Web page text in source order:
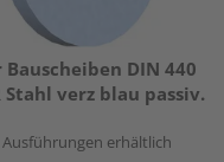
Bauscheiben DIN 440
Stahl verz blau passiv.
erhältlich